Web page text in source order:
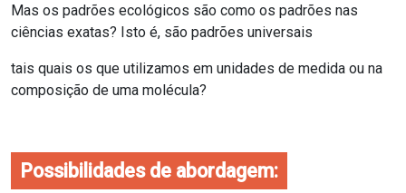
Mas os padrões ecológicos são como os padrões nas
ciências exatas? Isto é, são padrões universais
tais quais os que utilizamos em unidades de medida ou na
composição de uma molécula?
Possibilidades de abordagem: